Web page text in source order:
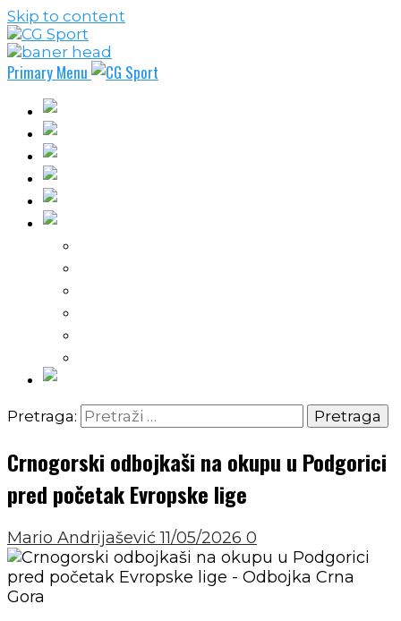
Skip to content
Primary Menu
Pretraga:
Crnogorski odbojkaši na okupu u Podgorici
pred početak Evropske lige
Mario Andrijašević11/05/2026 0